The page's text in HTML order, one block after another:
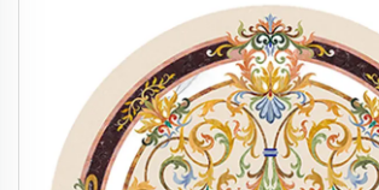
styl moderní svatební a
lampa / Klasická luxusní